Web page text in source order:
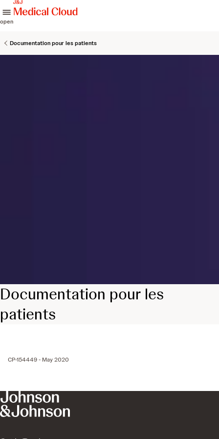
open
Documentation pour les patients
Documentation pour les
patients
CP-154449 - May 2020